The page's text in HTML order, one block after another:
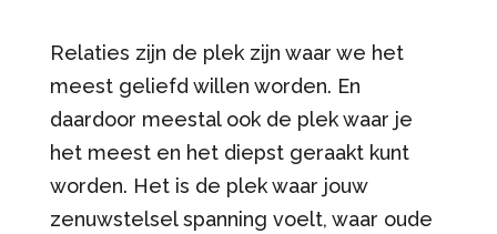
Relaties zijn de plek zijn waar we het
meest geliefd willen worden. En
daardoor meestal ook de plek waar je
het meest en het diepst geraakt kunt
worden. Het is de plek waar jouw
zenuwstelsel spanning voelt, waar oude